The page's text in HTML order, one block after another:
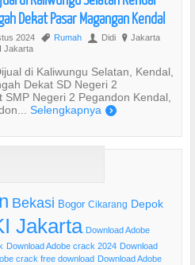
Dekat Pasar Magangan Kendal
2024 , Rumah U Didi ? Jakarta
Jakarta
di Kaliwungu Selatan, Kendal,
Dekat SD Negeri 2
Negeri 2 Pegandon Kendal,
Selengkapnya )
Bekasi Bogor Cikarang Depok
Jakarta Download Adobe
Download Adobe crack 2024 Download
crack free download Download Adobe